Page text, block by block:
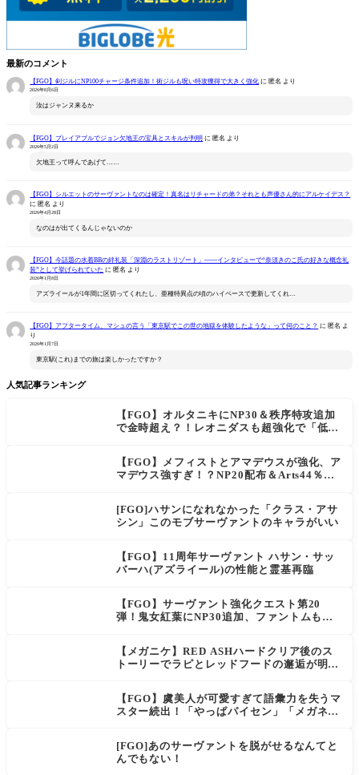
最新のコメント
【FGO】剣ジルにNP100チャージ条件追加！術ジルも呪い特攻獲得で大きく強化 に 匿名 より
2026年8月6日
汝はジャンヌ来るか
【FGO】プレイアブルでジョン欠地王の宝具とスキルが判明 に匿名 より
2026年5月2日
欠地王って呼んであげて……
【FGO】シルエットのサーヴァントなのは確定！真名はリチャードの弟？それとも声優さん的にアルケイデス？
に 匿名 より
2026年4月28日
なのはが出てくるんじゃないのか
【FGO】今話題の水着BBの絆礼装「深淵のラストリゾート」――インタビューで“奈須きのこ氏の好きな概念礼
装”として挙げられていた に 匿名 より
2026年1月8日
アズライールが1年間に区切ってくれたし、亜種特異点の頃のハイペースで更新してくれ…
【FGO】アフタータイム、マシュの言う「東京駅でこの世の地獄を体験したような」って何のこと？ に 匿名 よ
り
2026年1月7日
東京駅(これ)までの旅は楽しかったですか？
人気記事ランキング
【FGO】オルタニキにNP30＆秩序特攻追加
で金時超え？！レオニダスも超強化で「低レ
【FGO】メフィストとアマデウスが強化、ア
マデウス強すぎ！？NP20配布＆Arts44％強
[FGO]ハサンになれなかった「クラス・アサ
シン」このモブサーヴァントのキャラがいい
【FGO】11周年サーヴァント ハサン・サッ
バーハ(アズライール)の性能と霊基再臨
【FGO】サーヴァント強化クエスト第20
弾！鬼女紅葉にNP30追加、ファントムも大
【メガニケ】RED ASHハードクリア後のス
トーリーでラピとレッドフードの邂逅が明か
【FGO】虞美人が可愛すぎて語彙力を失うマ
スター続出！「やっぱパイセン」「メガネよ
[FGO]あのサーヴァントを脱がせるなんてと
んでもない！